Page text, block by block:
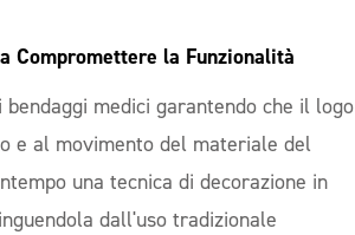
Compromettere la Funzionalità
medici garantendo che il logo
e al movimento del materiale del
una tecnica di decorazione in
dall'uso tradizionale